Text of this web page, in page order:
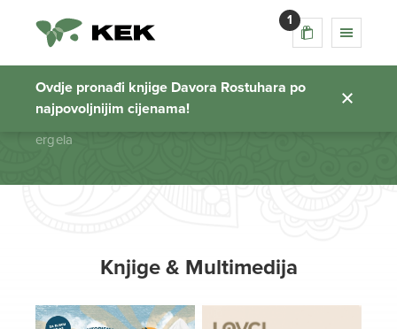
1
Ovdje pronađi knjige Davora Rostuhara po
najpovoljnijim cijenama!
ergela
Početna stranica
ergela
Knjige & Multimedija